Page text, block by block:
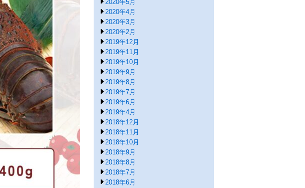
2020年5月
2020年4月
2020年3月
2020年2月
2019年12月
2019年11月
2019年10月
2019年9月
2019年8月
2019年7月
2019年6月
2019年4月
2018年12月
2018年11月
2018年10月
2018年9月
2018年8月
2018年7月
2018年6月